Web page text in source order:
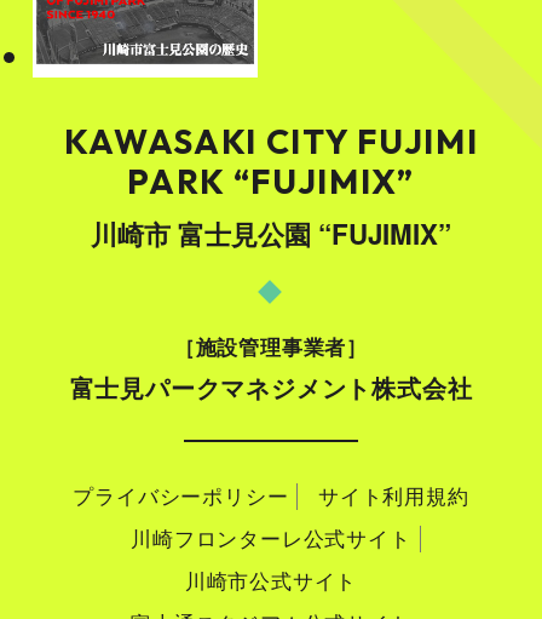
KAWASAKI CITY FUJIMI
PARK “FUJIMIX”
川崎市 富士見公園 “FUJIMIX”
施設管理事業者
富士見パークマネジメント株式会社
プライバシーポリシー
サイト利用規約
川崎フロンターレ公式サイト
川崎市公式サイト